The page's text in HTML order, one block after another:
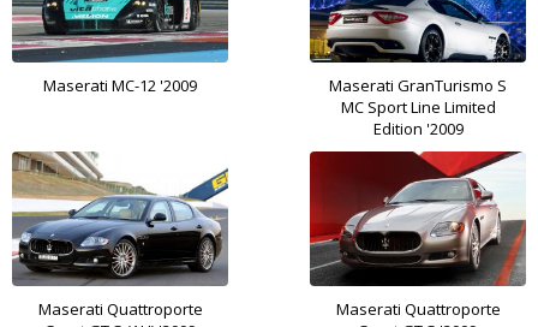
Maserati MC-12 '2009
Maserati GranTurismo S
MC Sport Line Limited
Edition '2009
Maserati Quattroporte
Maserati Quattroporte